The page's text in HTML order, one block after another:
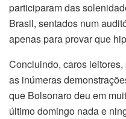
participaram das
Brasil, sentados num
apenas para provar que
Concluindo, caros
as inúmeras
que Bolsonaro deu em
último domingo nada e